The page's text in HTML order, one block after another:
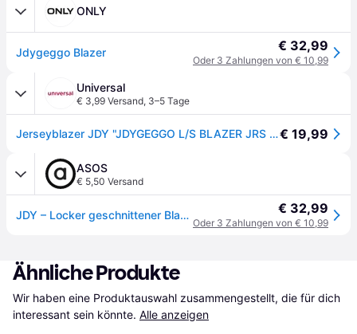
ONLY
Jdygeggo Blazer € 32,99
Oder 3 Zahlungen von € 10,99
Universal
€ 3,99 Versand, 3–5 Tage
Jerseyblazer JDY "JDYGEGGO L/S BLAZER JRS NOOS", Damen, Gr. XS, grün (chinois grün), Jersey, Obermaterial: 95% Polyester, 5% Elasthan, unifarben, loose fit hüftbedeckend, V-Ausschnitt, Blazer Jerseyblazer€ 19,99
ASOS
€ 5,50 Versand
JDY – Locker geschnittener Blazer in Blaugrün, Kombiteil € 32,99
Oder 3 Zahlungen von € 10,99
Ähnliche Produkte
Wir haben eine Produktauswahl zusammengestellt, die für dich
interessant sein könnte. Alle anzeigen